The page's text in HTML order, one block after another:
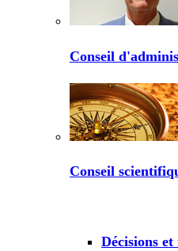
Conseil
Conseil
Décisions